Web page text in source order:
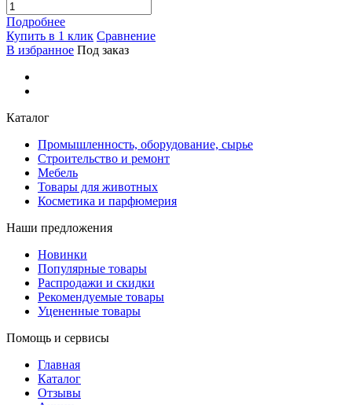
Подробнее
Купить в 1 клик Сравнение
В избранное Под заказ
Каталог
Промышленность, оборудование, сырье
Строительство и ремонт
Мебель
Товары для животных
Косметика и парфюмерия
Наши предложения
Новинки
Популярные товары
Распродажи и скидки
Рекомендуемые товары
Уцененные товары
Помощь и сервисы
Главная
Каталог
Отзывы